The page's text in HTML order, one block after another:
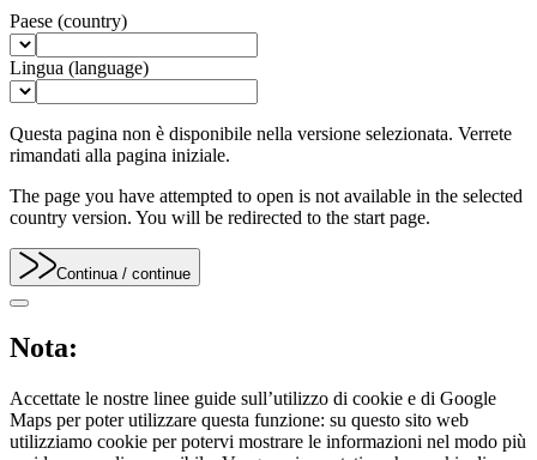
Paese (country)
Lingua (language)
Questa pagina non è disponibile nella versione selezionata. Verrete
rimandati alla pagina iniziale.
The page you have attempted to open is not available in the selected
country version. You will be redirected to the start page.
Continua / continue
Nota:
Accettate le nostre linee guide sull’utilizzo di cookie e di Google
Maps per poter utilizzare questa funzione: su questo sito web
utilizziamo cookie per potervi mostrare le informazioni nel modo più